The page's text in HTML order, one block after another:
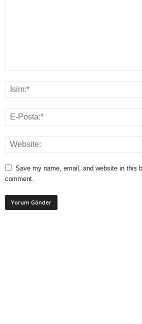
Save my name, email, and website in this
comment.